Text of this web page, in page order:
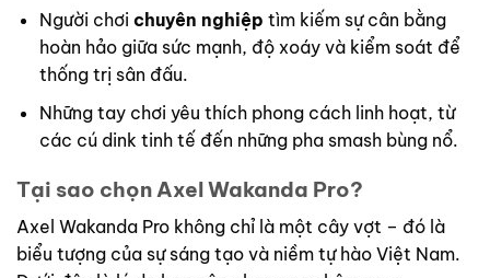
Người chơi chuyên nghiệp tìm kiếm sự cân bằng
hoàn hảo giữa sức mạnh, độ xoáy và kiểm soát để
thống trị sân đấu.
Những tay chơi yêu thích phong cách linh hoạt, từ
các cú dink tinh tế đến những pha smash bùng nổ.
Tại sao chọn Axel Wakanda Pro?
Axel Wakanda Pro không chỉ là một cây vợt – đó là
biểu tượng của sự sáng tạo và niềm tự hào Việt Nam.